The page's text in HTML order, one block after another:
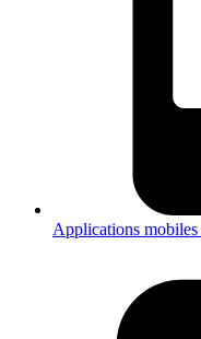
Applications mobiles